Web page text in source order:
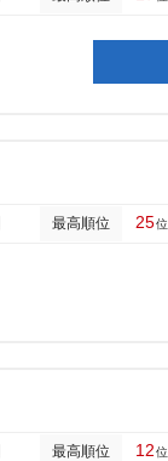
最高順位 25位
最高順位 12位